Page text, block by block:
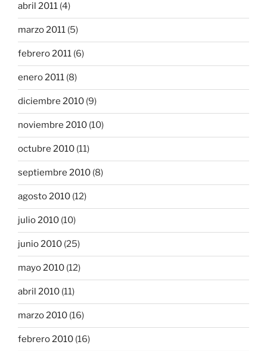
abril 2011 (4)
marzo 2011 (5)
febrero 2011 (6)
enero 2011 (8)
diciembre 2010 (9)
noviembre 2010 (10)
octubre 2010 (11)
septiembre 2010 (8)
agosto 2010 (12)
julio 2010 (10)
junio 2010 (25)
mayo 2010 (12)
abril 2010 (11)
marzo 2010 (16)
febrero 2010 (16)